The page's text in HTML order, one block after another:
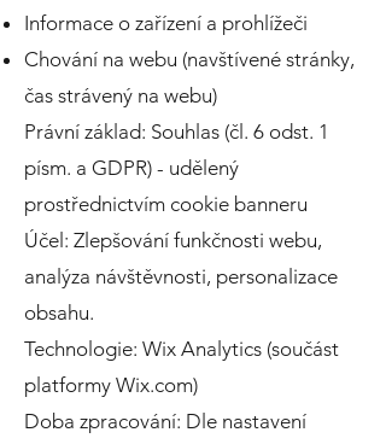
Informace o zařízení a prohlížeči
Chování na webu (navštívené stránky,
čas strávený na webu)
Právní základ: Souhlas (čl. 6 odst. 1
písm. a GDPR) - udělený
prostřednictvím cookie banneru
Účel: Zlepšování funkčnosti webu,
analýza návštěvnosti, personalizace
obsahu.
Technologie: Wix Analytics (součást
platformy Wix.com)
Doba zpracování: Dle nastavení